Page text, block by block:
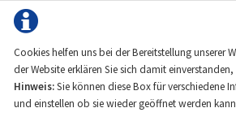
Cookies helfen uns bei der Bereitstellung unserer
der Website erklären Sie sich damit
Hinweis:Sie können diese Box für verschiedene
und einstellen ob sie wieder geöffnet werden